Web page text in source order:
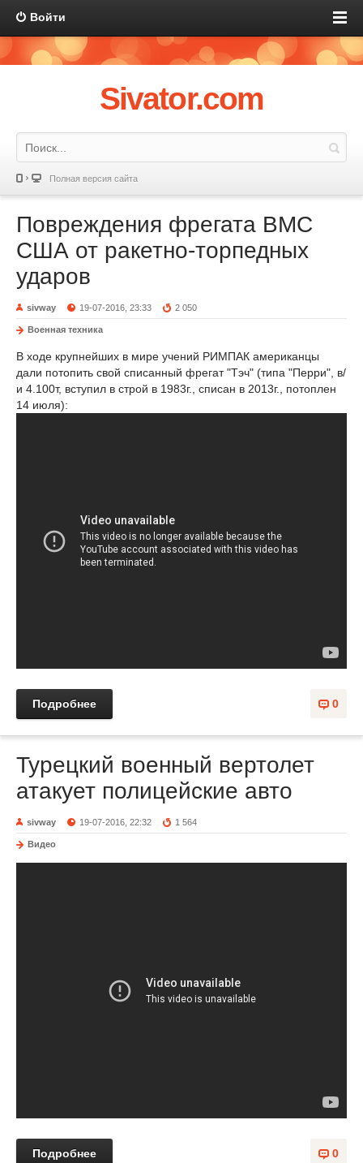
Войти
Sivator.com
Полная версия сайта
Повреждения фрегата ВМС
США от ракетно-торпедных
ударов
sivway 19-07-2016, 23:33 2 050
Военная техника
В ходе крупнейших в мире учений РИМПАК американцы
дали потопить свой списанный фрегат "Тэч" (типа "Перри", в/
и 4.100т, вступил в строй в 1983г., списан в 2013г., потоплен
14 июля):
0
Подробнее
Турецкий военный вертолет
атакует полицейские авто
sivway 19-07-2016, 22:32 1 564
Видео
0
Подробнее